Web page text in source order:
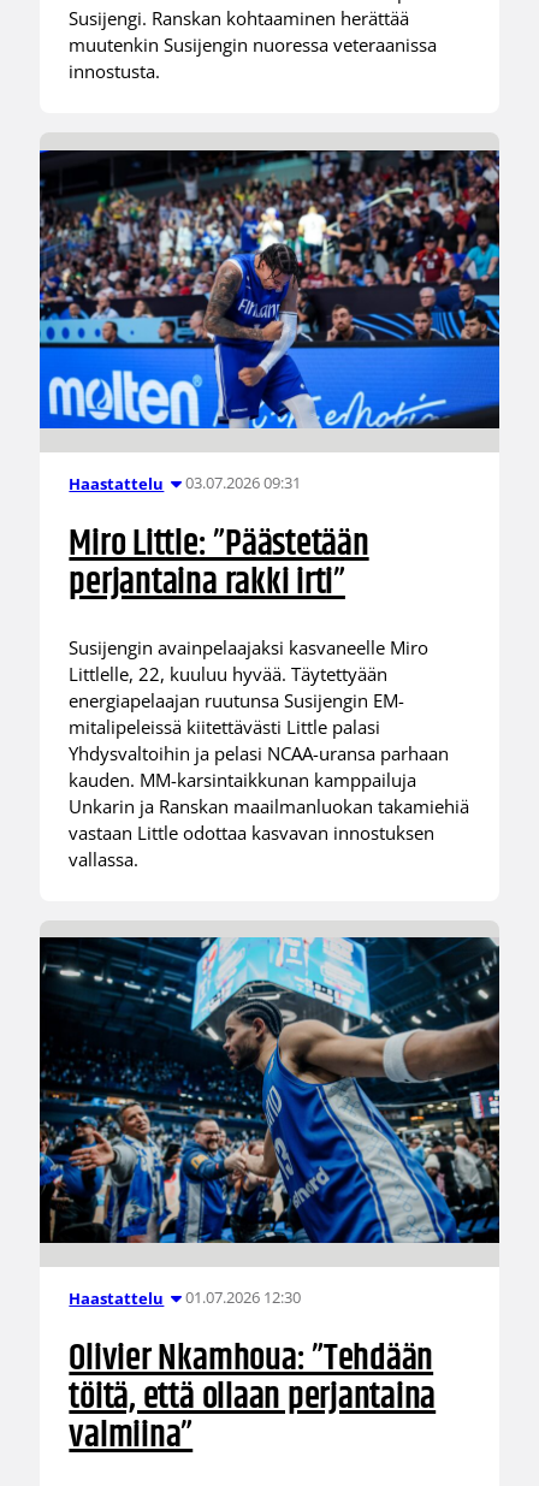
Susijengi. Ranskan kohtaaminen herättää
muutenkin Susijengin nuoressa veteraanissa
innostusta.
Haastattelu 03.07.2026 09:31
Miro Little: ”Päästetään
perjantaina rakki irti”
Susijengin avainpelaajaksi kasvaneelle Miro
Littlelle, 22, kuuluu hyvää. Täytettyään
energiapelaajan ruutunsa Susijengin EM-
mitalipeleissä kiitettävästi Little palasi
Yhdysvaltoihin ja pelasi NCAA-uransa parhaan
kauden. MM-karsintaikkunan kamppailuja
Unkarin ja Ranskan maailmanluokan takamiehiä
vastaan Little odottaa kasvavan innostuksen
vallassa.
Haastattelu 01.07.2026 12:30
Olivier Nkamhoua: ”Tehdään
töitä, että ollaan perjantaina
valmiina”